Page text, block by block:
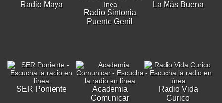
Radio Maya
Radio Sintonia
Puente Genil
La Más Buena
SER Poniente
Academia
Comunicar
Radio Vida
Curico